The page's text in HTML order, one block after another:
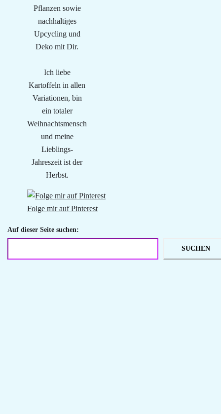
Pflanzen sowie
nachhaltiges
Upcycling und
Deko mit Dir.
Ich liebe
Kartoffeln in allen
Variationen, bin
ein totaler
Weihnachtsmensch
und meine
Lieblings-
Jahreszeit ist der
Herbst.
Folge mir auf Pinterest
Auf dieser Seite suchen:
SUCHEN